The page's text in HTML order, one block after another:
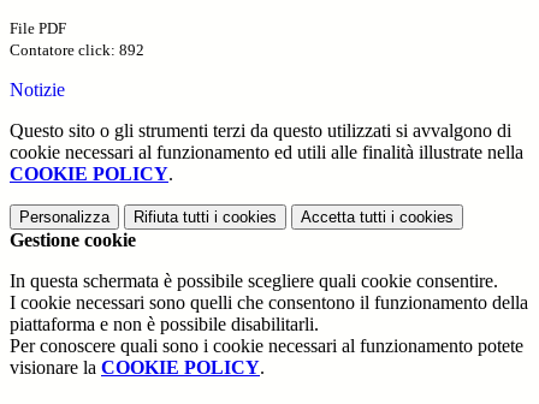
File PDF
Contatore click: 892
Notizie
Questo sito o gli strumenti terzi da questo utilizzati si avvalgono di
cookie necessari al funzionamento ed utili alle finalità illustrate nella
COOKIE POLICY.
Personalizza Rifiuta tutti i cookies Accetta tutti i cookies
Gestione cookie
In questa schermata è possibile scegliere quali cookie consentire.
I cookie necessari sono quelli che consentono il funzionamento della
piattaforma e non è possibile disabilitarli.
Per conoscere quali sono i cookie necessari al funzionamento potete
visionare la COOKIE POLICY.